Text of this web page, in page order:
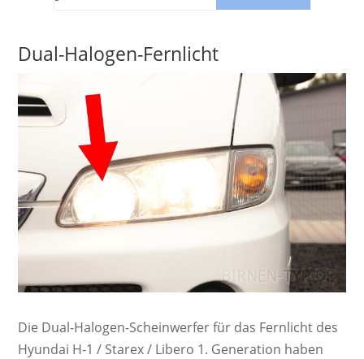
Dual-Halogen-Fernlicht
Die Dual-Ha­lo­gen-Schein­werf­er für das Fernlicht des
Hyundai H-1 / Starex / Libero 1. Ge­ne­ra­ti­on haben